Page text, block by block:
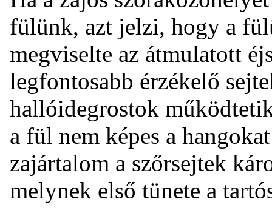
fülünk, azt jelzi, hogy a
megviselte az átmulatott
legfontosabb érzékelő
hallóidegrostok
a fül nem képes a
zajártalom a szőrsejtek
melynek első tünete a